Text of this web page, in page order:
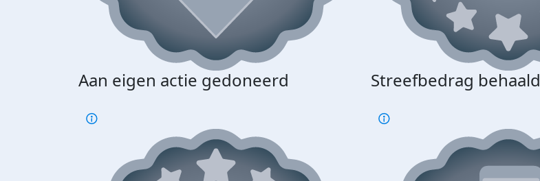
Aan eigen actie gedoneerd Streefbedrag behaald